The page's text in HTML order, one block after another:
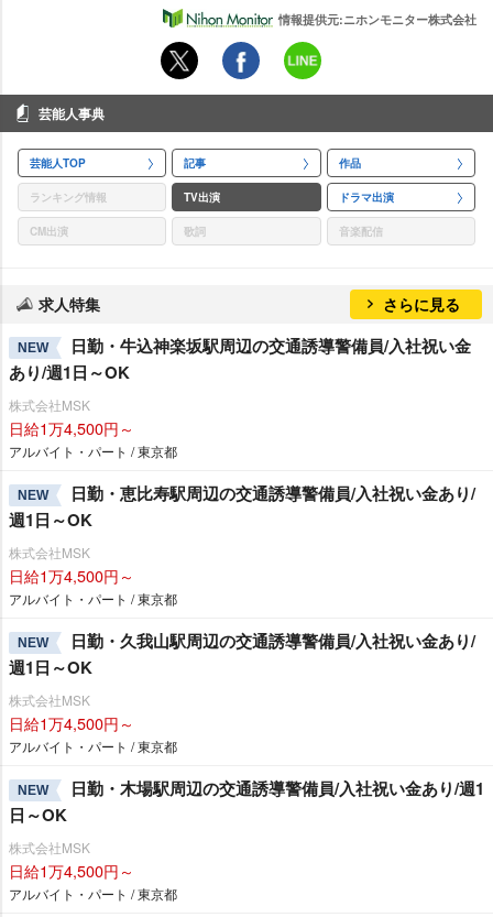
情報提供元:ニホンモニター株式会社
芸能人事典
芸能人TOP 記事 作品
ランキング情報 TV出演 ドラマ出演
CM出演 歌詞 音楽配信
求人特集 さらに見る
NEW
日勤・牛込神楽坂駅周辺の交通誘導警備員/入社祝い金
あり/週1日～OK
株式会社MSK
日給1万4,500円～
アルバイト・パート / 東京都
NEW
日勤・恵比寿駅周辺の交通誘導警備員/入社祝い金あり/
週1日～OK
株式会社MSK
日給1万4,500円～
アルバイト・パート / 東京都
NEW
日勤・久我山駅周辺の交通誘導警備員/入社祝い金あり/
週1日～OK
株式会社MSK
日給1万4,500円～
アルバイト・パート / 東京都
NEW
日勤・木場駅周辺の交通誘導警備員/入社祝い金あり/週1
日～OK
株式会社MSK
日給1万4,500円～
アルバイト・パート / 東京都